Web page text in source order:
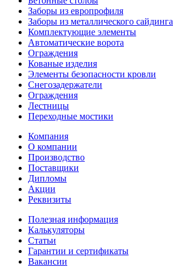
Заборы из европрофиля
Заборы из металлического сайдинга
Комплектующие элементы
Автоматические ворота
Ограждения
Кованые изделия
Элементы безопасности кровли
Снегозадержатели
Ограждения
Лестницы
Переходные мостики
Компания
О компании
Производство
Поставщики
Дипломы
Акции
Реквизиты
Полезная информация
Калькуляторы
Статьи
Гарантии и сертификаты
Вакансии